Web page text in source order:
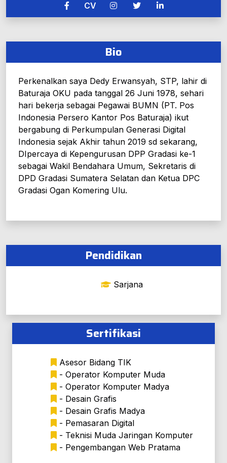
CV
Bio
Perkenalkan saya Dedy Erwansyah, STP, lahir di
Baturaja OKU pada tanggal 26 Juni 1978, sehari
hari bekerja sebagai Pegawai BUMN (PT. Pos
Indonesia Persero Kantor Pos Baturaja) ikut
bergabung di Perkumpulan Generasi Digital
Indonesia sejak Akhir tahun 2019 sd sekarang,
DIpercaya di Kepengurusan DPP Gradasi ke-1
sebagai Wakil Bendahara Umum, Sekretaris di
DPD Gradasi Sumatera Selatan dan Ketua DPC
Gradasi Ogan Komering Ulu.
Pendidikan
Sarjana
Sertifikasi
Asesor Bidang TIK
- Operator Komputer Muda
- Operator Komputer Madya
- Desain Grafis
- Desain Grafis Madya
- Pemasaran Digital
- Teknisi Muda Jaringan Komputer
- Pengembangan Web Pratama